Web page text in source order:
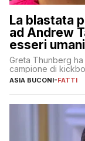
La blastata
ad Andrew
esseri umani
Greta Thunberg ha
campione di
ASIA BUCONI-FATTI